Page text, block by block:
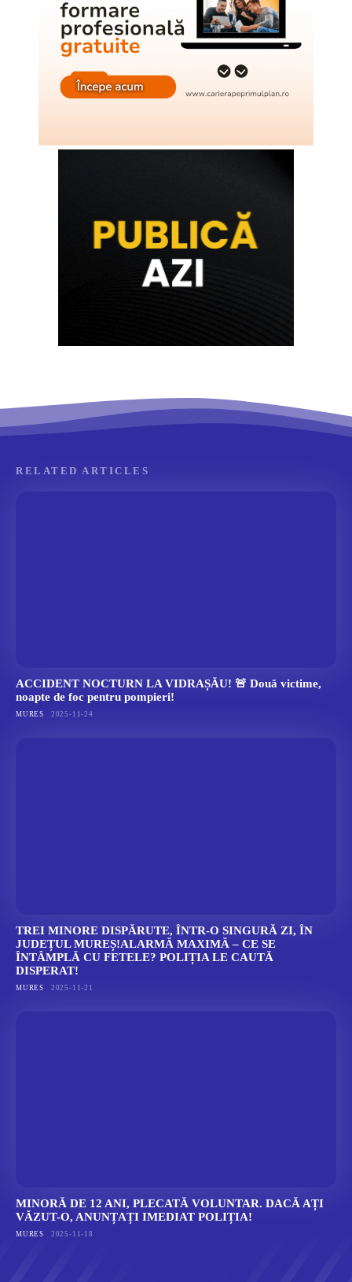
RELATED ARTICLES
ACCIDENT NOCTURN LA VIDRAȘĂU! 🚨 Două victime,
noapte de foc pentru pompieri!
MURES 2025-11-24
TREI MINORE DISPĂRUTE, ÎNTR-O SINGURĂ ZI, ÎN
JUDEȚUL MUREȘ!ALARMĂ MAXIMĂ – CE SE
ÎNTÂMPLĂ CU FETELE? POLIȚIA LE CAUTĂ
DISPERAT!
MURES 2025-11-21
MINORĂ DE 12 ANI, PLECATĂ VOLUNTAR. DACĂ AȚI
VĂZUT-O, ANUNȚAȚI IMEDIAT POLIȚIA!
MURES 2025-11-18